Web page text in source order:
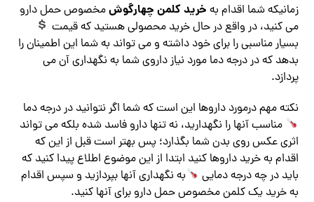
زمانیکه شما اقدام به خرید کلمن چهارگوشمخصوص حمل دارو
می کنید، در واقع در حال خرید محصولی هستید که قیمت
بسیار مناسبی را برای خود داشته و می تواند به شما این اطمینان را
بدهد که در درجه دما مورد نیاز داروی شما به نگهداری آن می
پردازد.
نکته مهم درمورد داروها این است که شما اگر نتوانید در درجه دما
مناسب آنها را نگهدارید، نه تنها دارو فاسد شده بلکه می تواند
اثری عکس روی بدن شما بگذارد؛ پس بهتر است قبل از این که
اقدام به خرید داروها کنید ابتدا از این موضوع اطلاع پیدا کنید که
باید در چه درجه دمایی
به نگهداری آنها بپردازید و سپس اقدام
به خرید یک کلمن مخصوص حمل دارو برای آنها کنید.